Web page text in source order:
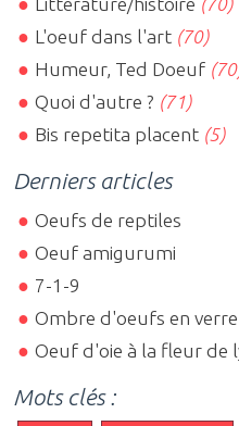
L'oeuf dans l'art (70)
Humeur, Ted Doeuf
Quoi d'autre ? (71)
Bis repetita placent (5)
Derniers articles
Oeufs de reptiles
Oeuf amigurumi
7-1-9
Ombre d'oeufs en verre
Oeuf d'oie à la fleur de
Mots clés :